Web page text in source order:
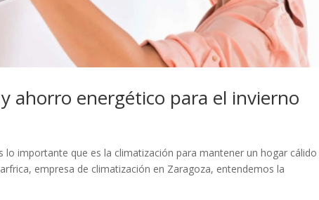
ahorro energético para el invierno
lo importante que es la climatización para mantener un hogar
empresa de climatización en Zaragoza, entendemos la